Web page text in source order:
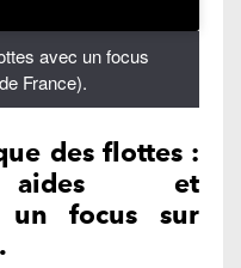
avec un focus
France).
des flottes :
aides et
un focus sur